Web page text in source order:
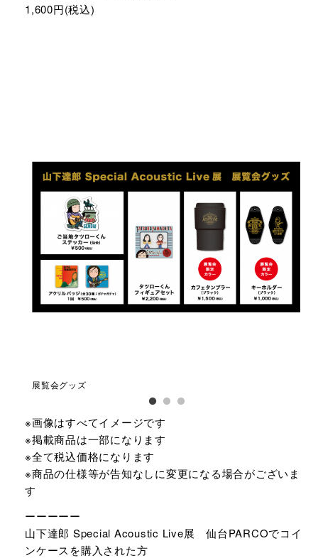
1,600円(税込)
展覧会グッズ
※画像はすべてイメージです
※掲載商品は一部になります
※全て税込価格になります
※商品の仕様等が告知なしに変更になる場合がございま
す
ーーーーー
山下達郎 Special Acoustic Live展 仙台PARCOでコイ
ンケースを購入された方